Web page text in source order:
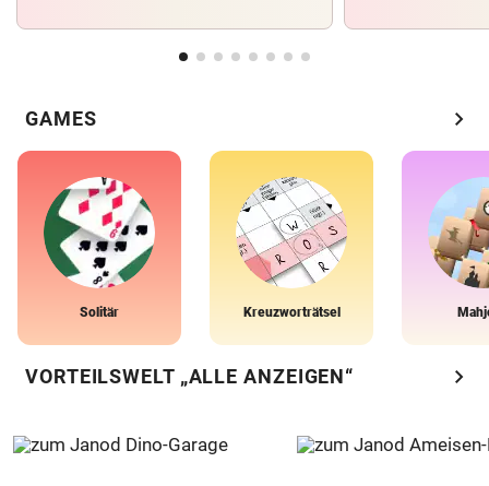
GAMES chevron_right
Solitär Kreuzworträtsel
VORTEILSWELT „ALLE ANZEIGEN“ chevron_right